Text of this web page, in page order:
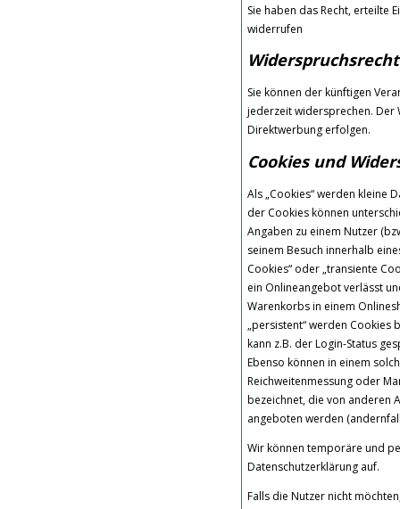
Sie haben das Recht, erteilte
widerrufen
Widerspruchsrecht
Sie können der künftigen
jederzeit widersprechen. Der
Direktwerbung erfolgen.
Cookies und
Als „Cookies“ werden kleine
der Cookies können
Angaben zu einem Nutzer
seinem Besuch innerhalb
Cookies“ oder „transiente
ein Onlineangebot verlässt
Warenkorbs in einem
„persistent“ werden Cookies
kann z.B. der Login-Status
Ebenso können in einem
Reichweitenmessung oder
bezeichnet, die von anderen
angeboten werden
Wir können temporäre und
Datenschutzerklärung auf.
Falls die Nutzer nicht